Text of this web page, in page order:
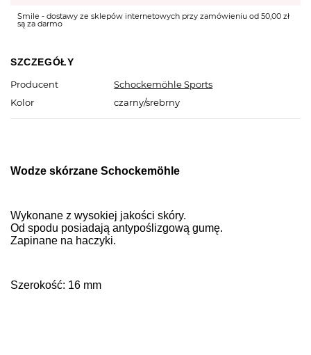
Smile - dostawy ze sklepów internetowych przy zamówieniu od 50,00 zł
są za darmo
SZCZEGÓŁY
Producent
Schockemöhle Sports
Kolor
czarny/srebrny
Wodze skórzane Schockemöhle
Wykonane z wysokiej jakości skóry.
Od spodu posiadają antypoślizgową gumę.
Zapinane na haczyki.
Szerokość: 16 mm